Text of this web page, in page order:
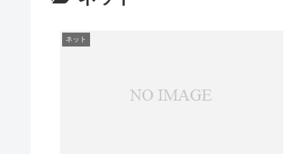
ネット